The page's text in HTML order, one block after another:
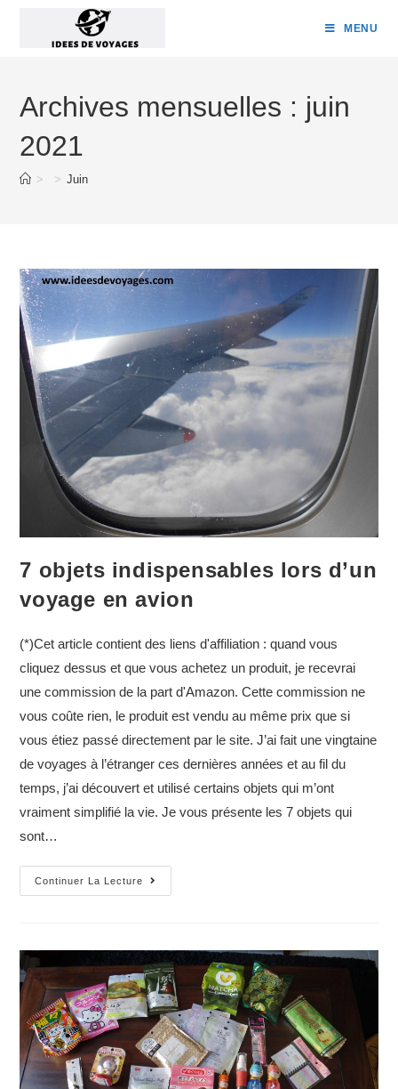
MENU
Archives mensuelles : juin
2021
> > Juin
7 objets indispensables lors d’un
voyage en avion
(*)Cet article contient des liens d'affiliation : quand vous
cliquez dessus et que vous achetez un produit, je recevrai
une commission de la part d'Amazon. Cette commission ne
vous coûte rien, le produit est vendu au même prix que si
vous étiez passé directement par le site. J’ai fait une vingtaine
de voyages à l’étranger ces dernières années et au fil du
temps, j’ai découvert et utilisé certains objets qui m’ont
vraiment simplifié la vie. Je vous présente les 7 objets qui
sont…
Continuer La Lecture
objets
d’un
voyage
en
avion